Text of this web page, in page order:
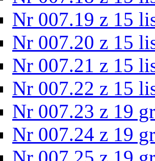
Nr 007.19 z 15
Nr 007.20 z 15
Nr 007.21 z 15
Nr 007.22 z 15
Nr 007.23 z 19
Nr 007.24 z 19